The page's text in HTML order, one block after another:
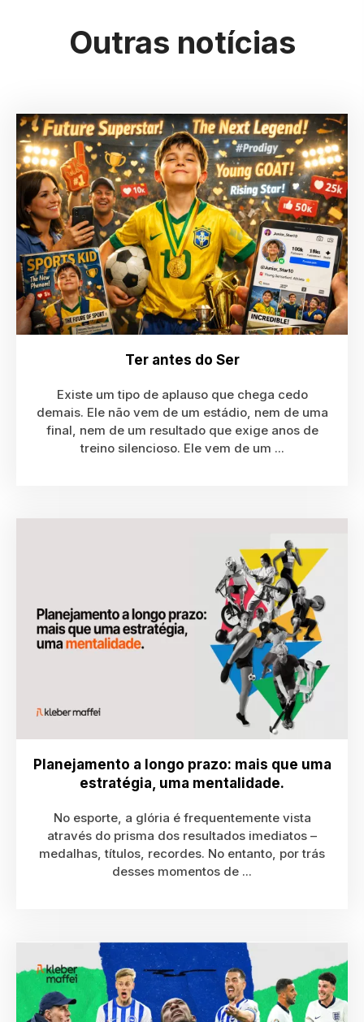
Outras notícias
Ter antes do Ser
Existe um tipo de aplauso que chega cedo
demais. Ele não vem de um estádio, nem de uma
final, nem de um resultado que exige anos de
treino silencioso. Ele vem de um ...
Planejamento a longo prazo: mais que uma
estratégia, uma mentalidade.
No esporte, a glória é frequentemente vista
através do prisma dos resultados imediatos –
medalhas, títulos, recordes. No entanto, por trás
desses momentos de ...